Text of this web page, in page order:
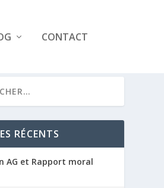
CONTACT
RÉCENTS
AG et Rapport moral